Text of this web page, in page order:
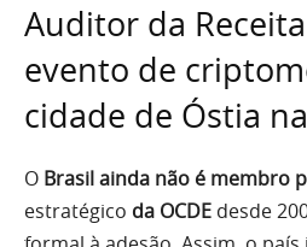
Auditor da
evento de
cidade de Óstia
O Brasil ainda não é membro
estratégico da OCDE desde